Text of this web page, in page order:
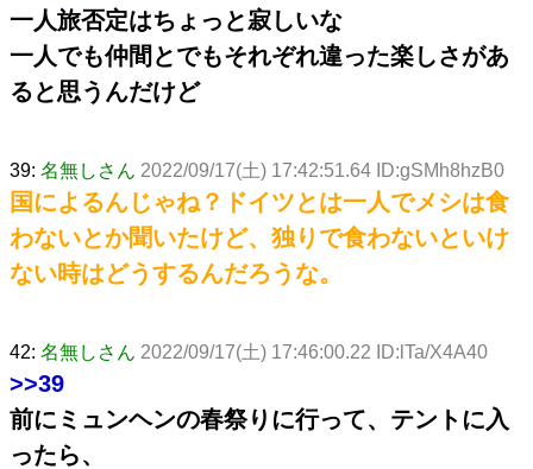
一人旅否定はちょっと寂しいな
一人でも仲間とでもそれぞれ違った楽しさがあ
ると思うんだけど
39: 名無しさん 2022/09/17(土) 17:42:51.64 ID:gSMh8hzB0
国によるんじゃね？ドイツとは一人でメシは食
わないとか聞いたけど、独りで食わないといけ
ない時はどうするんだろうな。
42: 名無しさん 2022/09/17(土) 17:46:00.22 ID:lTa/X4A40
>>39
前にミュンヘンの春祭りに行って、テントに入
ったら、